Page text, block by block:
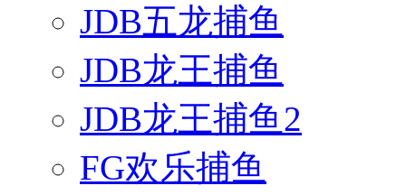
JDB五龙捕鱼
JDB龙王捕鱼
JDB龙王捕鱼2
FG欢乐捕鱼